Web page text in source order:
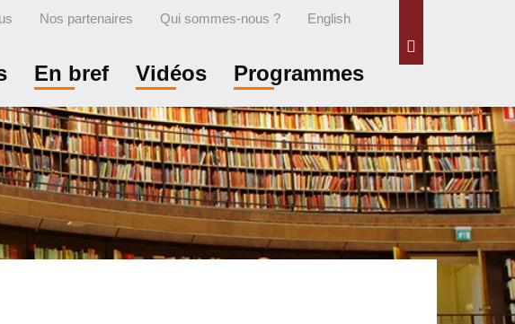
Nos partenaires Qui sommes-nous ? English
En bref Vidéos Programmes